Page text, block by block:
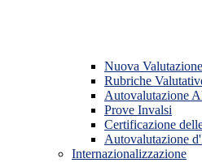
Nuova
Rubriche
Autovalutazione
Prove Invalsi
Certificazione
Autovalutazione
Internazionalizzazione